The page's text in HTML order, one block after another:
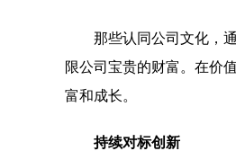
那些认同公司文化，
限公司宝贵的财富。在价
富和成长。
持续对标创新